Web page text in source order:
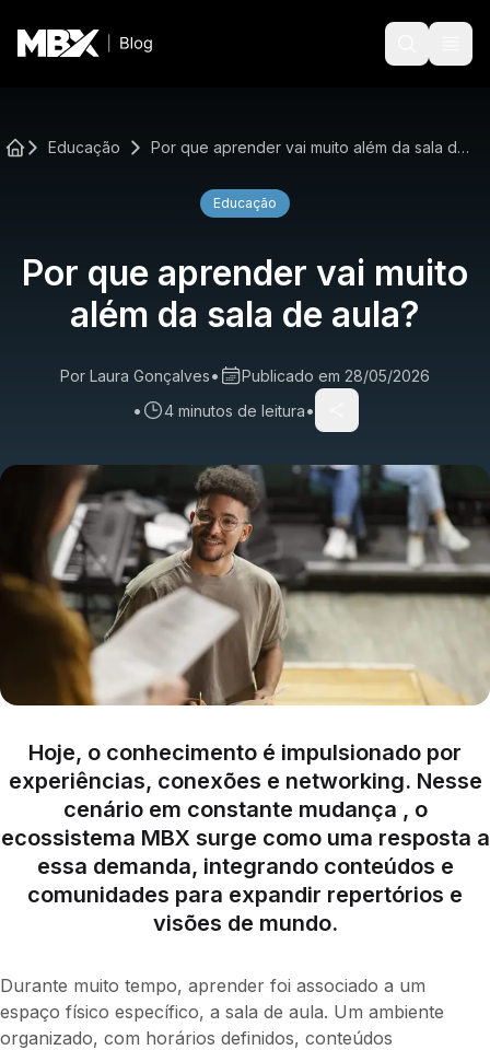
Publicações
Academy
Educação Por que aprender vai muito além da sala de aula?
Educação
Por que aprender vai muito
além da sala de aula?
Por Laura Gonçalves• Publicado em 28/05/2026
• 4minutos de leitura•
Hoje, o conhecimento é impulsionado por
experiências, conexões e networking. Nesse
cenário em constante mudança , o
ecossistema MBX surge como uma resposta a
essa demanda, integrando conteúdos e
comunidades para expandir repertórios e
visões de mundo.
Durante muito tempo, aprender foi associado a um
espaço físico específico, a sala de aula. Um ambiente
organizado, com horários definidos, conteúdos